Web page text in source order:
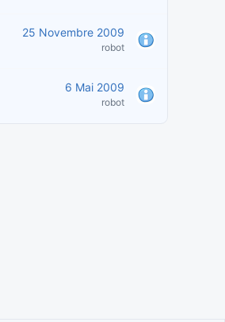
25 Novembre 2009
robot
6 Mai 2009
robot